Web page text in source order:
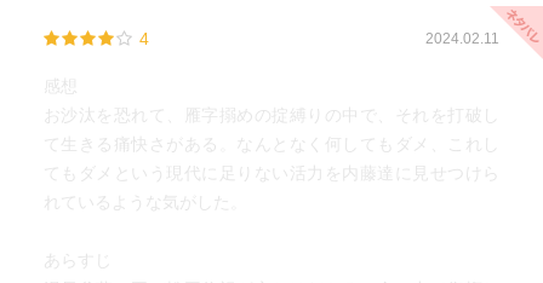
4 2024.02.11
感想
お沙汰を恐れて、雁字搦めの掟縛りの中で、それを打破し
て生きる痛快さがある。なんとなく何してもダメ、これし
てもダメという現代に足りない活力を内藤達に見せつけら
れているような気がした。
あらすじ